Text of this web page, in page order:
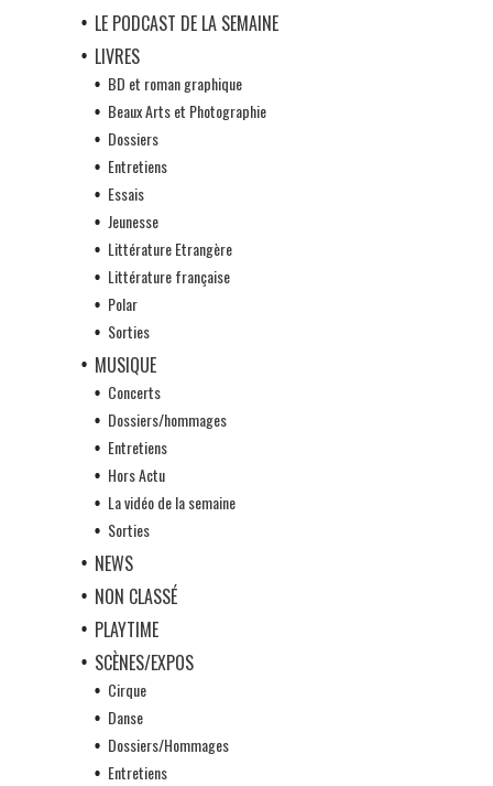
LE PODCAST DE LA SEMAINE
LIVRES
BD et roman graphique
Beaux Arts et Photographie
Dossiers
Entretiens
Essais
Jeunesse
Littérature Etrangère
Littérature française
Polar
Sorties
MUSIQUE
Concerts
Dossiers/hommages
Entretiens
Hors Actu
La vidéo de la semaine
Sorties
NEWS
NON CLASSÉ
PLAYTIME
SCÈNES/EXPOS
Cirque
Danse
Dossiers/Hommages
Entretiens